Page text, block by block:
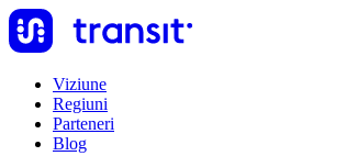
Viziune
Regiuni
Parteneri
Blog